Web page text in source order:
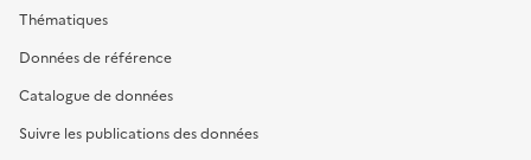
Thématiques
Données de référence
Catalogue de données
Suivre les publications des données